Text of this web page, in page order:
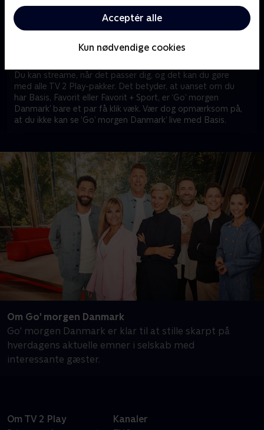
Acceptér alle
Kun nødvendige cookies
morgen Danmark'? Eller er du måske typen, der gerne vil
streame programmets bedste øjeblikke, når det passer
dig? Så er der gode nyheder. Med TV 2 Play kan du nemlig
streame 'Go’ morgen Danmark', når det passer dig – enten
live eller on demand.
Du kan streame, når det passer dig, og det kan du gøre
med alle TV 2 Play-pakker. Det betyder, at uanset om du
har Basis, Favorit eller Favorit + Sport, er ‘Go’ morgen
Danmark’ bare et par få klik væk. Vær dog opmærksom på,
at du ikke kan se ‘Go’ morgen Danmark’ live med Basis.
Om Go' morgen Danmark
Go' morgen Danmark er klar til at stille skarpt på
hverdagens aktuelle emner i selskab med
interessante gæster.
Om TV 2 Play Kanaler